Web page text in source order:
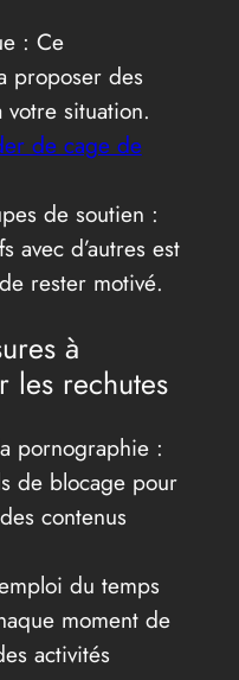
: Ce
proposer des
votre situation.
de cage de
de soutien :
avec d’autres est
rester motivé.
à
les rechutes
pornographie :
de blocage pour
contenus
du temps
moment de
activités